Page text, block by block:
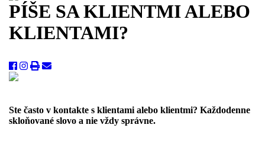
PÍŠE SA KLIENTMI ALEBO
KLIENTAMI?
Ste často v kontakte s klientami alebo klientmi? Každodenne
skloňované slovo a nie vždy správne.